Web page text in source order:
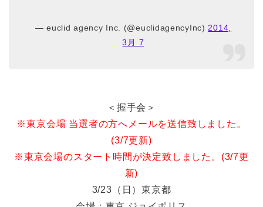
— euclid agency Inc. (@euclidagencyInc) 2014,
3月 7
＜握手会＞
※東京会場 当選者の方へメールを送信致しました。
(3/7更新)
※東京会場のスタート時間が決定致しました。(3/7更
新)
3/23（日）東京都